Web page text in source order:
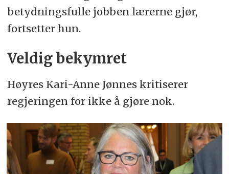
betydningsfulle jobben lærerne gjør,
fortsetter hun.
Veldig bekymret
Høyres Kari-Anne Jønnes kritiserer
regjeringen for ikke å gjøre nok.